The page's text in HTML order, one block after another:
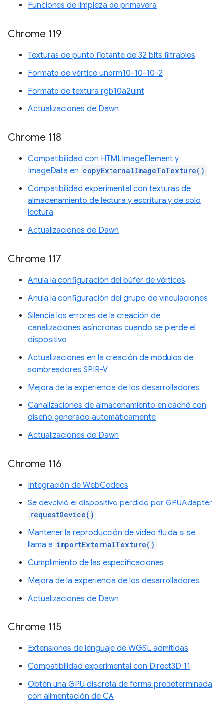
Funciones de limpieza de primavera
Chrome 119
Texturas de punto flotante de 32 bits filtrables
Formato de vértice unorm10-10-10-2
Formato de textura rgb10a2uint
Actualizaciones de Dawn
Chrome 118
Compatibilidad con HTMLImageElement y
ImageData en copyExternalImageToTexture()
Compatibilidad experimental con texturas de
almacenamiento de lectura y escritura y de solo
lectura
Actualizaciones de Dawn
Chrome 117
Anula la configuración del búfer de vértices
Anula la configuración del grupo de vinculaciones
Silencia los errores de la creación de
canalizaciones asíncronas cuando se pierde el
dispositivo
Actualizaciones en la creación de módulos de
sombreadores SPIR-V
Mejora de la experiencia de los desarrolladores
Canalizaciones de almacenamiento en caché con
diseño generado automáticamente
Actualizaciones de Dawn
Chrome 116
Integración de WebCodecs
Se devolvió el dispositivo perdido por GPUAdapter
requestDevice()
Mantener la reproducción de video fluida si se
llama a importExternalTexture()
Cumplimiento de las especificaciones
Mejora de la experiencia de los desarrolladores
Actualizaciones de Dawn
Chrome 115
Extensiones de lenguaje de WGSL admitidas
Compatibilidad experimental con Direct3D 11
Obtén una GPU discreta de forma predeterminada
con alimentación de CA